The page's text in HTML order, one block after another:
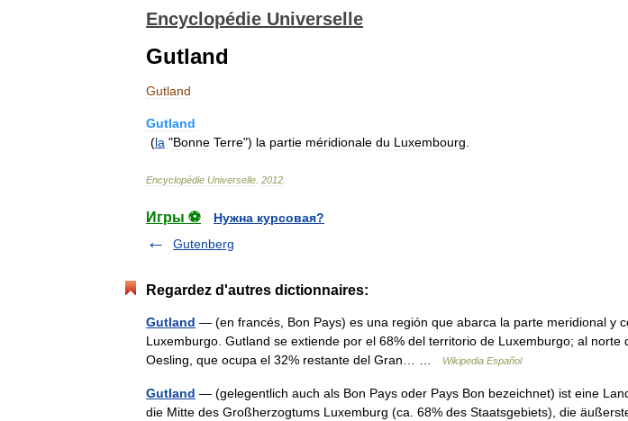
Encyclopédie Universelle
Gutland
Gutland
Gutland
(la "Bonne Terre") la partie méridionale du Luxembourg
Encyclopédie Universelle 2012
Игры ⚽
Нужна курсовая?
Gutenberg
Regardez d'autres dictionnaires:
Gutland — (en francés, Bon Pays) es una región que abarca la parte meridional y
Luxemburgo. Gutland se extiende por el 68% del territorio de Luxemburgo; al norte
Oesling, que ocupa el 32% restante del Gran… …
Wikipedia Español
Gutland — (gelegentlich auch als Bon Pays oder Pays Bon bezeichnet) ist eine
die Mitte des Großherzogtums Luxemburg (ca. 68% des Staatsgebiets), die